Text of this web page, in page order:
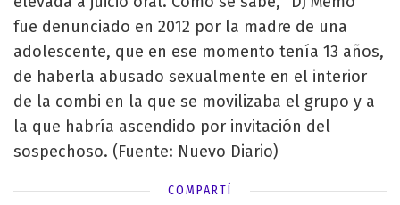
fue denunciado en 2012 por la madre de una
adolescente, que en ese momento tenía 13 años,
de haberla abusado sexualmente en el interior
de la combi en la que se movilizaba el grupo y a
la que habría ascendido por invitación del
sospechoso. (Fuente: Nuevo Diario)
COMPARTÍ